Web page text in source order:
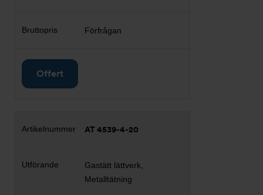
Förfrågan
Offert
AT 4539-4-20
Gastätt lättverk,
Metalltätning